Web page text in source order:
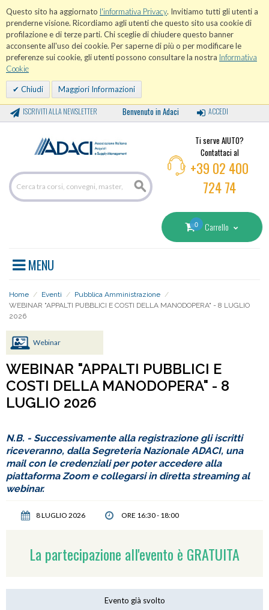
Questo sito ha aggiornato l'informativa Privacy. Invitiamo tutti gli utenti a
prenderne visione. Ricordiamo agli utenti che questo sito usa cookie di
profilazione e di terze parti. Chi sceglie di chiudere questo banner
acconsente all'uso dei cookie. Per saperne di più o per modificare le
preferenze sui cookie, gli utenti possono consultare la nostra Informativa
Cookie
Chiudi Maggiori Informazioni
ISCRIVITI ALLA NEWSLETTER Benvenuto in Adaci ACCEDI
Ti serve AIUTO?
Contattaci al
+39 02 400
724 74
0 Carrello
MENU
Home / Eventi / Pubblica Amministrazione /
WEBINAR "APPALTI PUBBLICI E COSTI DELLA MANODOPERA" - 8 LUGLIO
2026
Webinar
WEBINAR "APPALTI PUBBLICI E
COSTI DELLA MANODOPERA" - 8
LUGLIO 2026
N.B. - Successivamente alla registrazione gli iscritti
riceveranno, dalla Segreteria Nazionale ADACI, una
mail con le credenziali per poter accedere alla
piattaforma Zoom e collegarsi in diretta streaming al
webinar.
8 LUGLIO 2026 ORE 16:30 - 18:00
La partecipazione all'evento è GRATUITA
Evento già svolto